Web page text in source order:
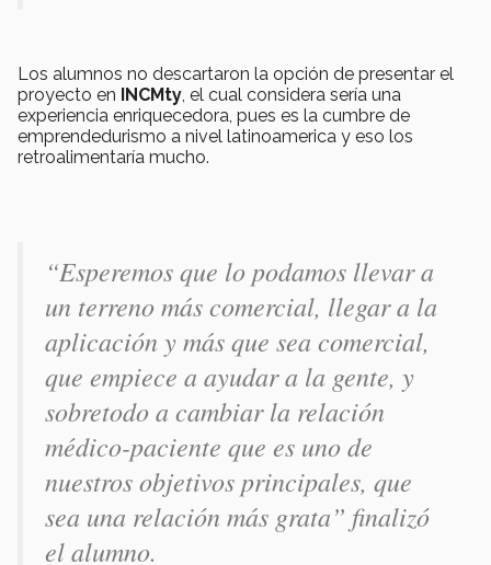
Los alumnos no descartaron la opción de presentar el
proyecto en INCMty, el cual considera sería una
experiencia enriquecedora, pues es la cumbre de
emprendedurismo a nivel latinoamerica y eso los
retroalimentaría mucho.
“Esperemos que lo podamos llevar a
un terreno más comercial, llegar a la
aplicación y más que sea comercial,
que empiece a ayudar a la gente, y
sobretodo a cambiar la relación
médico-paciente que es uno de
nuestros objetivos principales, que
sea una relación más grata” finalizó
el alumno.